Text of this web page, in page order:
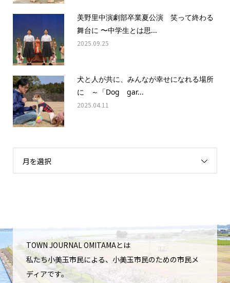
美野里中演劇部卒業夏公演 笑って終わる
舞台に 〜中学生とは思...
2025.09.25
犬と人が共に、みんなが幸せになれる場所
に ～「Dog gar...
2025.04.11
月を選択
TOWN JOURNAL OMITAMAとは
私たち小美玉市民による、小美玉市民のための市民メ
ディアです。